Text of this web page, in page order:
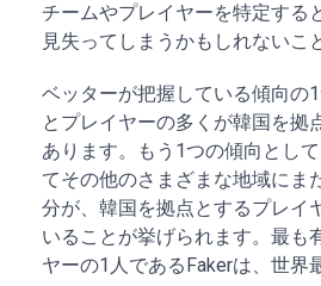
チームやプレイヤーを特定する
見失ってしまうかもしれないこ
ベッターが把握している傾向の
とプレイヤーの多くが韓国を拠
あります。もう1つの傾向とし
てその他のさまざまな地域にま
分が、韓国を拠点とするプレイ
いることが挙げられます。最も
ヤーの1人であるFakerは、世界